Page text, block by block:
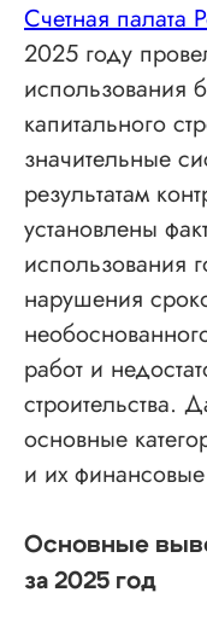
Счетная палата
2025 году
использования
капитального
значительные
результатам
установлены
использования
нарушения
работ и
строительства.
основные
и их
Основные
за 2025 год